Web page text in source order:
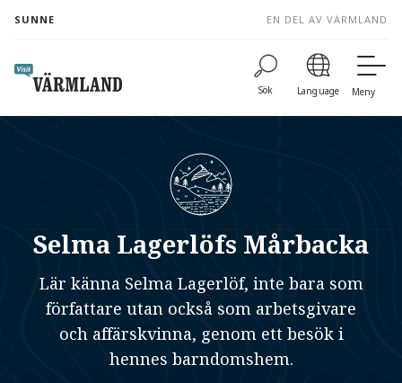
content
SUNNE EN DEL AV VÄRMLAND
Sök Language Meny
Selma Lagerlöfs Mårbacka
Lär känna Selma Lagerlöf, inte bara som
författare utan också som arbetsgivare
och affärskvinna, genom ett besök i
hennes barndomshem.